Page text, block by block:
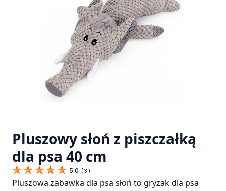
Pluszowy słoń z piszczałką
dla psa 40 cm
5.0 ( 3 )
Pluszowa zabawka dla psa słoń to gryzak dla psa